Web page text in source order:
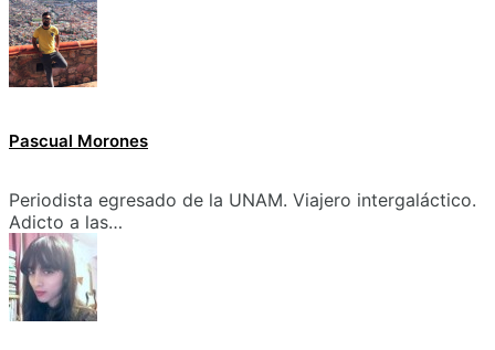
Pascual Morones
Periodista egresado de la UNAM. Viajero intergaláctico.
Adicto a las…